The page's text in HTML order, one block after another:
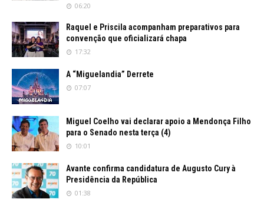
06:20
Raquel e Priscila acompanham preparativos para
convenção que oficializará chapa
17:32
A “Miguelandia” Derrete
07:07
Miguel Coelho vai declarar apoio a Mendonça Filho
para o Senado nesta terça (4)
10:01
Avante confirma candidatura de Augusto Cury à
Presidência da República
01:38